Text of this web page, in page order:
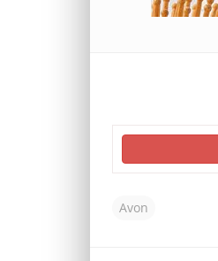
Avon